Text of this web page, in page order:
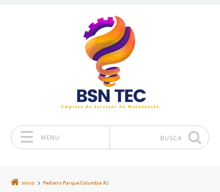
MENU BUSCA
Início Pedreiro Parque Columbia RJ